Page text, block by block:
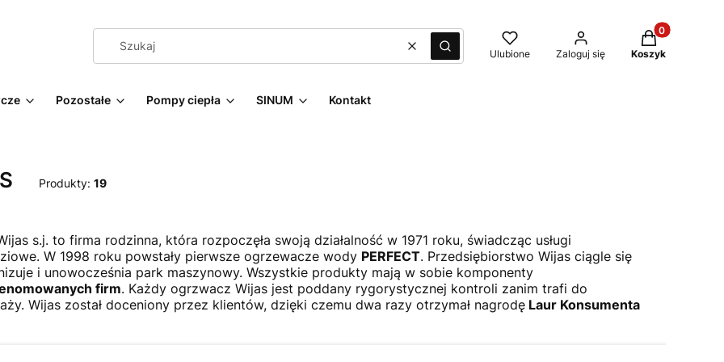
WyczyśćSzukaj Ulubione Zaloguj się
Produkty w
Koszyk
Pozostałe Pompy ciepła SINUM Kontakt
Produkty: 19
s.j. to firma rodzinna, która rozpoczęła swoją działalność w 1971 roku, świadcząc usługi
W 1998 roku powstały pierwsze ogrzewacze wody PERFECT. Przedsiębiorstwo Wijas ciągle się
i unowocześnia park maszynowy. Wszystkie produkty mają w sobie komponenty
firm. Każdy ogrzwacz Wijas jest poddany rygorystycznej kontroli zanim trafi do
Wijas został doceniony przez klientów, dzięki czemu dwa razy otrzymał nagrodę Laur Konsumenta